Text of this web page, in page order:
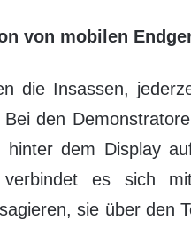
von mobilen
die Insassen,
den
hinter dem Display
es sich
sie über den